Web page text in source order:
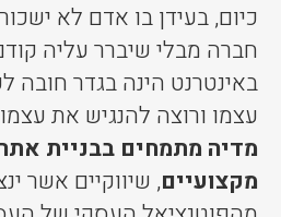
כיום, בעידן בו אדם לא
חברה מבלי שיברר עליה
באינטרנט הינה בגדר
עצמו ורוצה להנגיש את
מדיה מתמחים בבניית
מקצועיים